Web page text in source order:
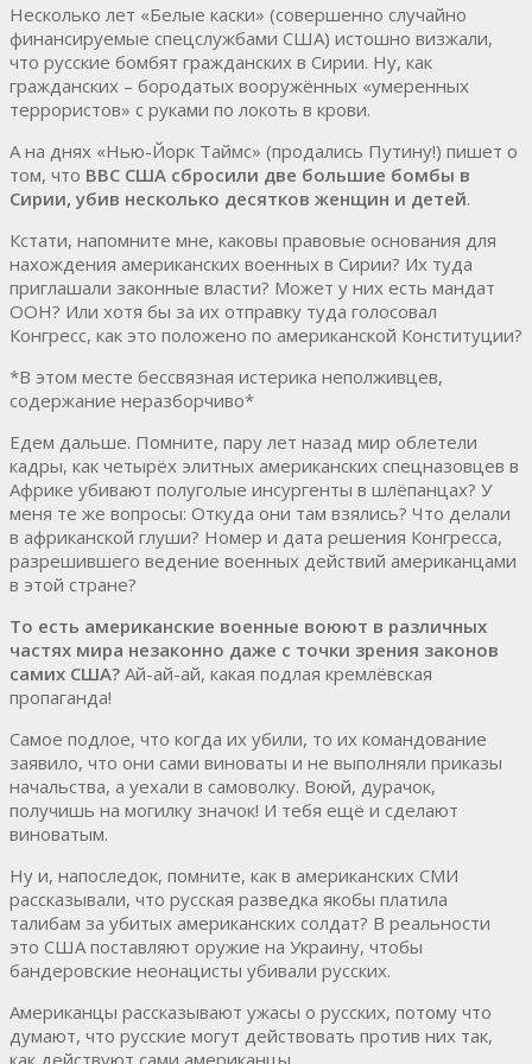
Несколько лет «Белые каски» (совершенно случайно
финансируемые спецслужбами США) истошно визжали,
что русские бомбят гражданских в Сирии. Ну, как
гражданских – бородатых вооружённых «умеренных
террористов» с руками по локоть в крови.
А на днях «Нью-Йорк Таймс» (продались Путину!) пишет о
том, что ВВС США сбросили две большие бомбы в
Сирии, убив несколько десятков женщин и детей.
Кстати, напомните мне, каковы правовые основания для
нахождения американских военных в Сирии? Их туда
приглашали законные власти? Может у них есть мандат
ООН? Или хотя бы за их отправку туда голосовал
Конгресс, как это положено по американской Конституции?
*В этом месте бессвязная истерика неполживцев,
содержание неразборчиво*
Едем дальше. Помните, пару лет назад мир облетели
кадры, как четырёх элитных американских спецназовцев в
Африке убивают полуголые инсургенты в шлёпанцах? У
меня те же вопросы: Откуда они там взялись? Что делали
в африканской глуши? Номер и дата решения Конгресса,
разрешившего ведение военных действий американцами
в этой стране?
То есть американские военные воюют в различных
частях мира незаконно даже с точки зрения законов
самих США? Ай-ай-ай, какая подлая кремлёвская
пропаганда!
Самое подлое, что когда их убили, то их командование
заявило, что они сами виноваты и не выполняли приказы
начальства, а уехали в самоволку. Воюй, дурачок,
получишь на могилку значок! И тебя ещё и сделают
виноватым.
Ну и, напоследок, помните, как в американских СМИ
рассказывали, что русская разведка якобы платила
талибам за убитых американских солдат? В реальности
это США поставляют оружие на Украину, чтобы
бандеровские неонацисты убивали русских.
Американцы рассказывают ужасы о русских, потому что
думают, что русские могут действовать против них так,
как действуют сами американцы.